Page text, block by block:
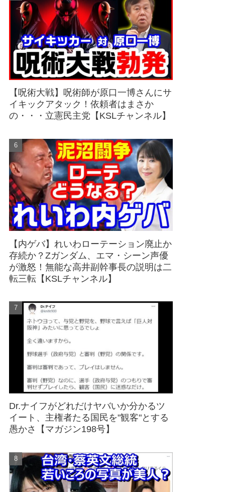
【呪術大戦】呪術師が原口一博さんにサ
イキックアタック！依頼者はまさか
の・・・立憲民主党【KSLチャンネル】
【内ゲバ】れいわローテーション廃止か
存続か？Zガンダム、エマ・シーン声優
が激怒！無能な高井副幹事長の説明は二
転三転【KSLチャンネル】
Dr.ナイフがどれだけヤバいか分かるツ
イート、主権者たる国民を"観客"とする
愚かさ【マガジン198号】